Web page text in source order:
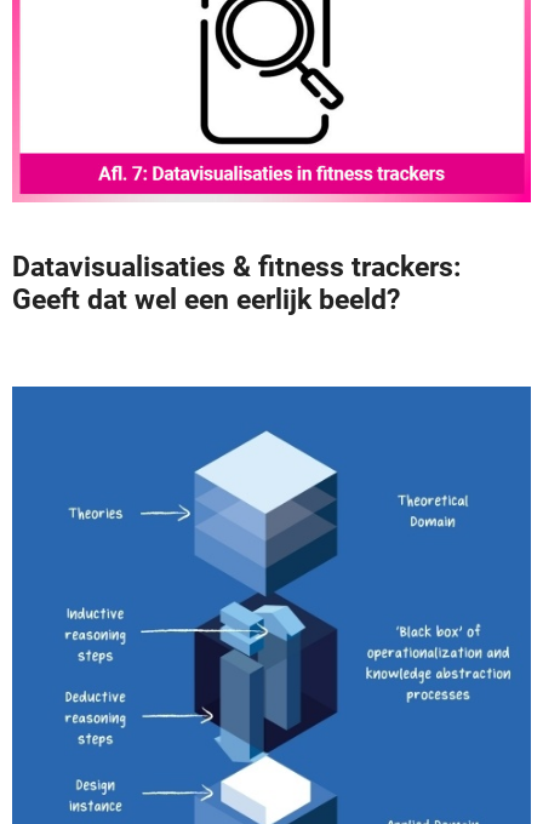
Datavisualisaties & fitness trackers:
Geeft dat wel een eerlijk beeld?